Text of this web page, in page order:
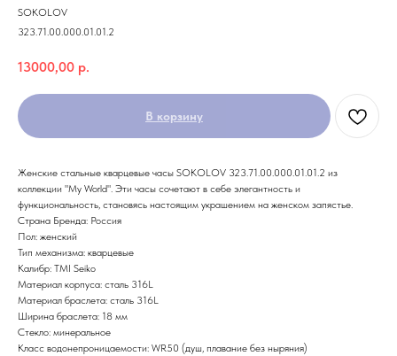
SOKOLOV
323.71.00.000.01.01.2
13000,00 р.
В корзину
Женские стальные кварцевые часы SOKOLOV 323.71.00.000.01.01.2 из
коллекции "My World". Эти часы сочетают в себе элегантность и
функциональность, становясь настоящим украшением на женском запястье.
Страна Бренда: Россия
Пол: женский
Тип механизма: кварцевые
Калибр: TMI Seiko
Материал корпуса: сталь 316L
Материал браслета: сталь 316L
Ширина браслета: 18 мм
Стекло: минеральное
Класс водонепроницаемости: WR50 (душ, плавание без ныряния)